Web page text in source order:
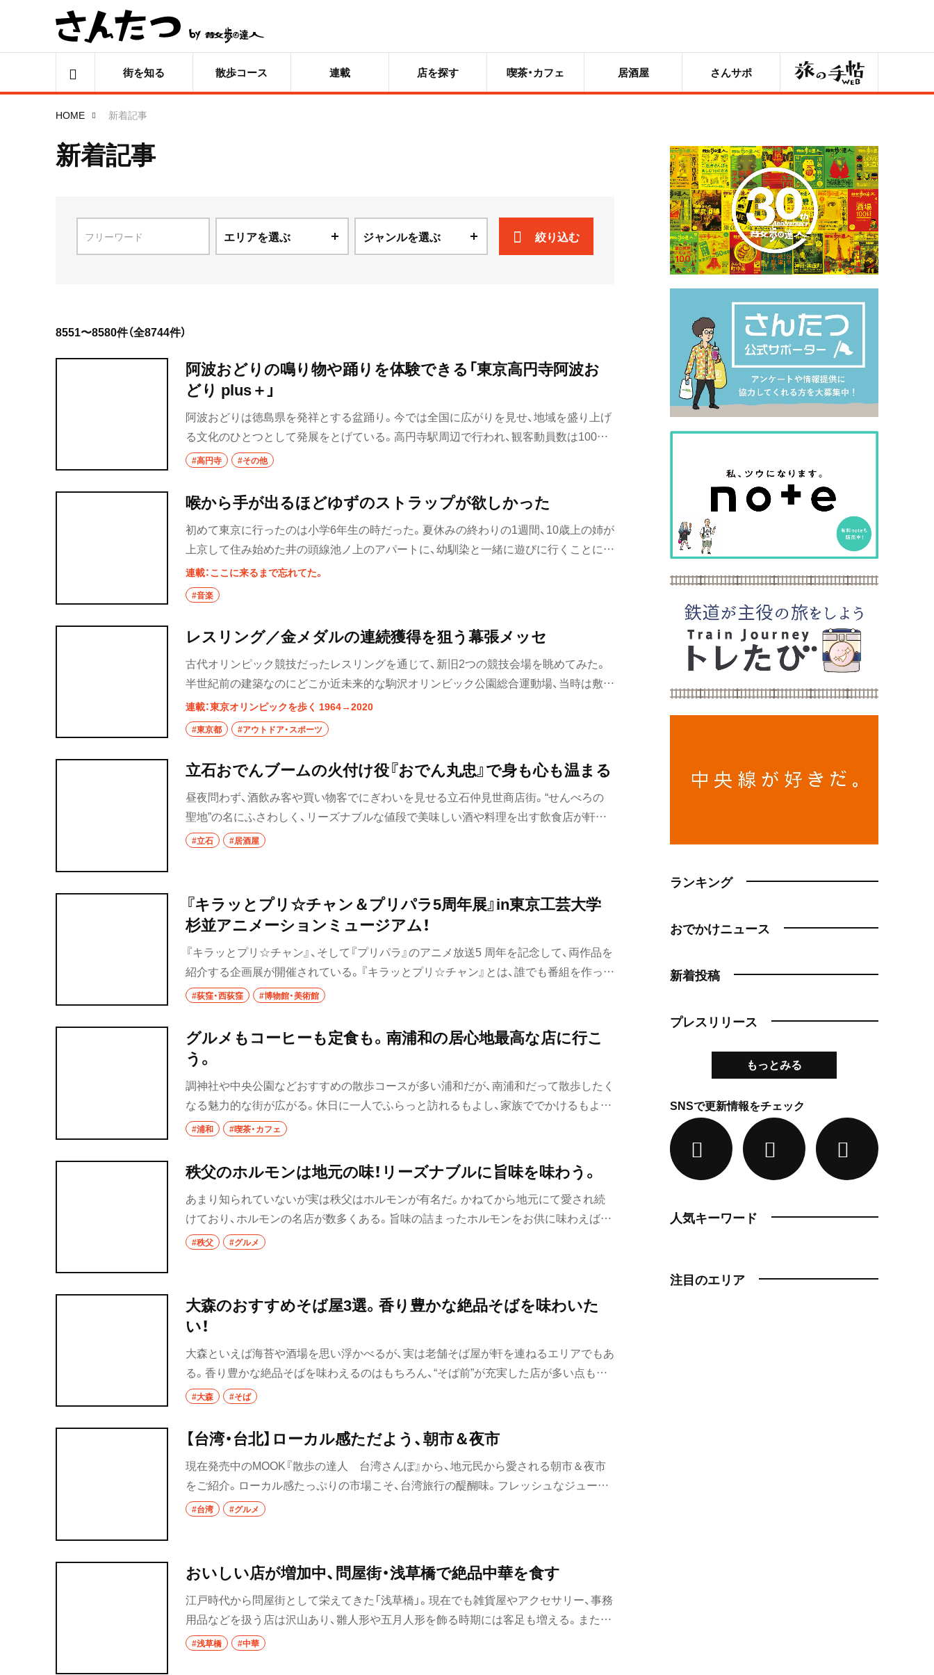
街を知る 散歩コース 連載 店を探す 喫茶・カフェ 居酒屋 さんサポ 旅の手帖
HOME 新着記事
新着記事
エリアを選ぶ
宮城県
秋田県
山形県
福島県
茨城県
つくば
守谷
前橋
高崎
草加・越谷・春日部
草加
越谷
大宮・浦和
大宮
所沢・狭山・入間・飯能
飯能
入間
狭山
川越・朝霞・ふじみ野・
志木
川越
秩父・長瀞・三峰口
上尾・久喜・熊谷
野田
千葉・船橋・津田沼
千葉
船橋
津田沼
市川・本八幡
市川
本八幡
柏・松戸・流山
ジャンルを選ぶ
散歩コース
カフェ
コーヒー
ラーメン・つけ麺
ラーメン
食べ歩き
ランチ
野菜料理
海鮮
居酒屋・バー
バー
焼酎
せんべろ
ワイン
地酒
ウイスキー
サワー
和食・郷土料理
とんかつ
和食
おでん
もつ焼き
絞り込む
8551〜8580件（全8744件）
阿波おどりの鳴り物や踊りを体験できる「東京高円寺阿波お
どり plus＋」
阿波おどりは徳島県を発祥とする盆踊り。今では全国に広がりを見せ、地域を盛り上げ
る文化のひとつとして発展をとげている。高円寺駅周辺で行われ、観客動員数は100万
人を超える「東京高円寺阿波おどり」をご存知の方も多いだろう。そんな高円寺の阿波
寺阿波おどり plus＋」だ。
#高円寺 #その他
喉から手が出るほどゆずのストラップが欲しかった
初めて東京に行ったのは小学6年生の時だった。夏休みの終わりの1週間、10歳上の姉が
上京して住み始めた井の頭線池ノ上のアパートに、幼馴染と一緒に遊びに行くことにな
ったのだ。
連載：ここに来るまで忘れてた。
#音楽
レスリング／金メダルの連続獲得を狙う幕張メッセ
古代オリンピック競技だったレスリングを通じて、新旧2つの競技会場を眺めてみた。
半世紀前の建築なのにどこか近未来的な駒沢オリンビック公園総合運動場、当時は敷地
すらまだ海だった幕張メッセ。どちらも興味深い。
連載：東京オリンピックを歩く 1964→2020
#東京都 #アウトドア・スポーツ
立石おでんブームの火付け役『おでん丸忠』で身も心も温まる
昼夜問わず、酒飲み客や買い物客でにぎわいを見せる立石仲見世商店街。“せんべろの
聖地”の名にふさわしく、リーズナブルな値段で美味しい酒や料理を出す飲食店が軒を
連ねる。この商店街で、35年以上店を続ける『丸忠蒲鉾店』が営業する『おでん丸忠』を
#立石 #居酒屋
『キラッとプリ☆チャン＆プリパラ5周年展』in東京工芸大学
杉並アニメーションミュージアム！
『キラッとプリ☆チャン』、そして『プリパラ』のアニメ放送5 周年を記念して、両作品を
紹介する企画展が開催されている。『キラッとプリ☆チャン』とは、誰でも番組を作って
全世界に配信できるチャンネル「プリ☆チャン」で、アイドルを目指す女の子たちを描
いたストーリーが魅力で、子どもはもちろん、大人にも大人気なのだ。
#荻窪・西荻窪 #博物館・美術館
グルメもコーヒーも定食も。南浦和の居心地最高な店に行こ
う。
調神社や中央公園などおすすめの散歩コースが多い浦和だが、南浦和だって散歩したく
なる魅力的な街が広がる。休日に一人でふらっと訪れるもよし、家族ででかけるもよ
し。そんな南浦和にある居心地の良いお店をご紹介します。
#浦和 #喫茶・カフェ
秩父のホルモンは地元の味！リーズナブルに旨味を味わう。
あまり知られていないが実は秩父はホルモンが有名だ。かねてから地元にて愛され続
けており、ホルモンの名店が数多くある。旨味の詰まったホルモンをお供に味わえば、
白飯もお酒も止まらない。今回はそんな地元で愛される秩父のホルモン屋を4店紹介。
#秩父 #グルメ
大森のおすすめそば屋3選。香り豊かな絶品そばを味わいた
い！
大森といえば海苔や酒場を思い浮かべるが、実は老舗そば屋が軒を連ねるエリアでもあ
る。香り豊かな絶品そばを味わえるのはもちろん、“そば前”が充実した店が多い点も辛
党には嬉しい。店主のこだわりが冴える選りすぐりの4軒をご紹介しよう。
#大森 #そば
【台湾・台北】ローカル感ただよう、朝市＆夜市
現在発売中のMOOK『散歩の達人 台湾さんぽ』から、地元民から愛される朝市＆夜市
をご紹介。ローカル感たっぷりの市場こそ、台湾旅行の醍醐味。フレッシュなジュース
や果物、ホカホカの小籠包など、気になるものはなんでもトライしてみるべし！
#台湾 #グルメ
おいしい店が増加中、問屋街・浅草橋で絶品中華を食す
江戸時代から問屋街として栄えてきた「浅草橋」。現在でも雑貨屋やアクセサリー、事務
用品などを扱う店は沢山あり、雛人形や五月人形を飾る時期には客足も増える。またス
ーパーやコンビニも点在し、生活するにも不自由しない街だ。もちろん美味しい食事が
#浅草橋 #中華
ランキング
おでかけニュース
新着投稿
プレスリリース
もっとみる
SNSで更新情報をチェック
人気キーワード
注目のエリア